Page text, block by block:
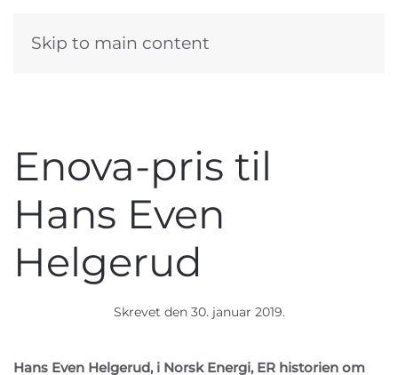
Skip to main content
Enova-pris til
Hans Even
Helgerud
Skrevet den 30. januar 2019.
Hans Even Helgerud, i Norsk Energi, ER historien om